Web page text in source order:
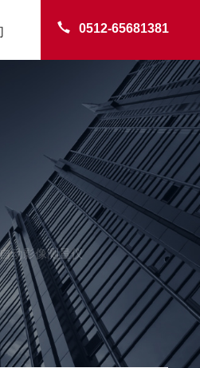
0512-65681381
动影像测量仪